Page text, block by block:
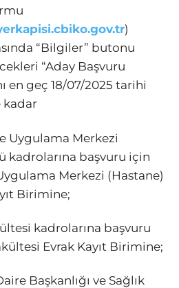
)
“Bilgiler” butonu
“Aday Başvuru
en geç 18/07/2025 tarihi
kadar
Uygulama Merkezi
kadrolarına başvuru için
Merkezi (Hastane)
Birimine;
kadrolarına başvuru
Evrak Kayıt Birimine;
Başkanlığı ve Sağlık